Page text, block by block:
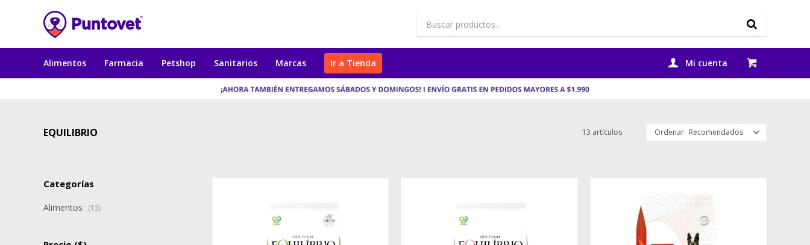
Alimentos Farmacia Petshop Sanitarios Marcas Ir a Tienda
EQUILIBRIO 13 artículos Recomendados
Categorías
Alimentos (13)